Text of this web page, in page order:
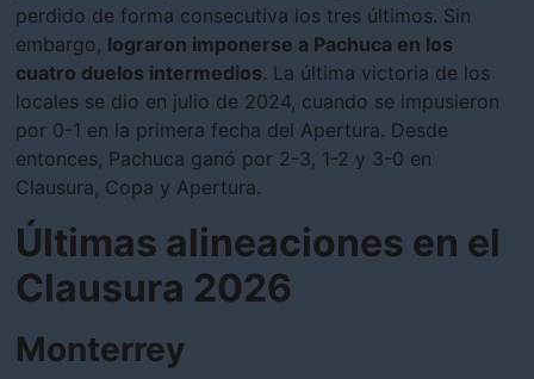
perdido de forma consecutiva los tres últimos. Sin
embargo, lograron imponerse a Pachuca en los
cuatro duelos intermedios. La última victoria de los
locales se dio en julio de 2024, cuando se impusieron
por 0-1 en la primera fecha del Apertura. Desde
entonces, Pachuca ganó por 2-3, 1-2 y 3-0 en
Clausura, Copa y Apertura.
Últimas alineaciones en el
Clausura 2026
Monterrey